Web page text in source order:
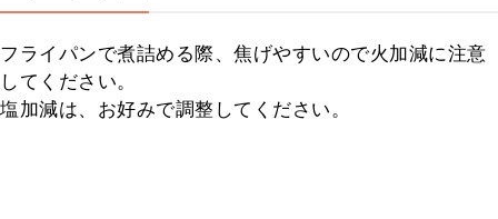
フライパンで煮詰める際、焦げやすいので火加減に注意
してください。
塩加減は、お好みで調整してください。